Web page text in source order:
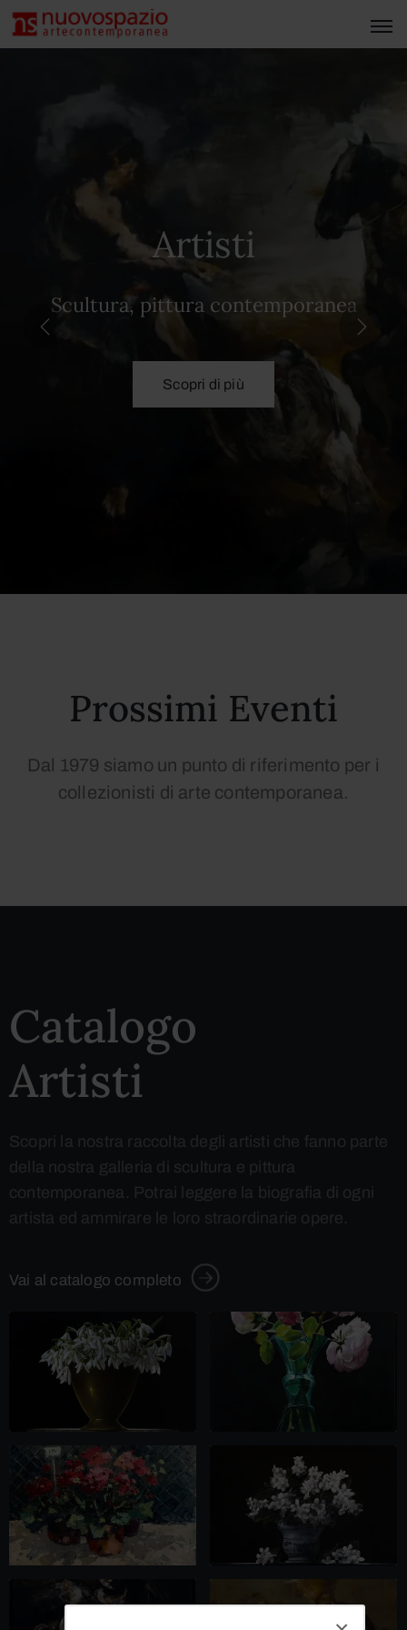
Artisti
Scultura, pittura contemporanea
Scopri di più
Prossimi Eventi
Dal 1979 siamo un punto di riferimento per i
collezionisti di arte contemporanea.
Catalogo
Artisti
Scopri la nostra raccolta degli artisti che fanno parte
della nostra galleria di scultura e pittura
contemporanea. Potrai leggere la biografia di ogni
artista ed ammirare le loro straordinarie opere.
Vai al catalogo completo